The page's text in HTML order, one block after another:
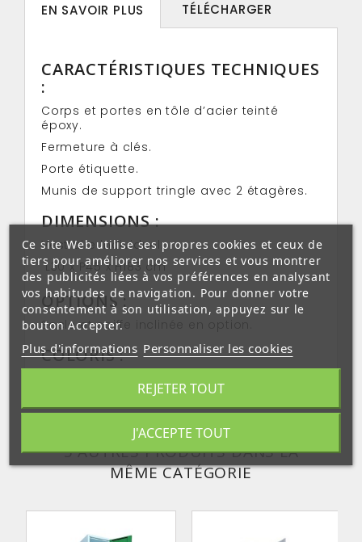
EN SAVOIR PLUS TÉLÉCHARGER
CARACTÉRISTIQUES TECHNIQUES
:
Corps et portes en tôle d’acier teinté
époxy.
Fermeture à clés.
Porte étiquette.
Munis de support tringle avec 2 étagères.
DIMENSIONS :
Vestiaire individuel:
L30 x P45 x H183 cm
OPTIONS :
Socle et coiffe inclinée en option.
COLORIS :
5 AUTRES PRODUITS DANS LA
MÊME CATÉGORIE
Ce site Web utilise ses propres cookies et ceux de
tiers pour améliorer nos services et vous montrer
des publicités liées à vos préférences en analysant
vos habitudes de navigation. Pour donner votre
consentement à son utilisation, appuyez sur le
bouton Accepter.
Plus d'informations Personnaliser les cookies
REJETER TOUT
J'ACCEPTE TOUT